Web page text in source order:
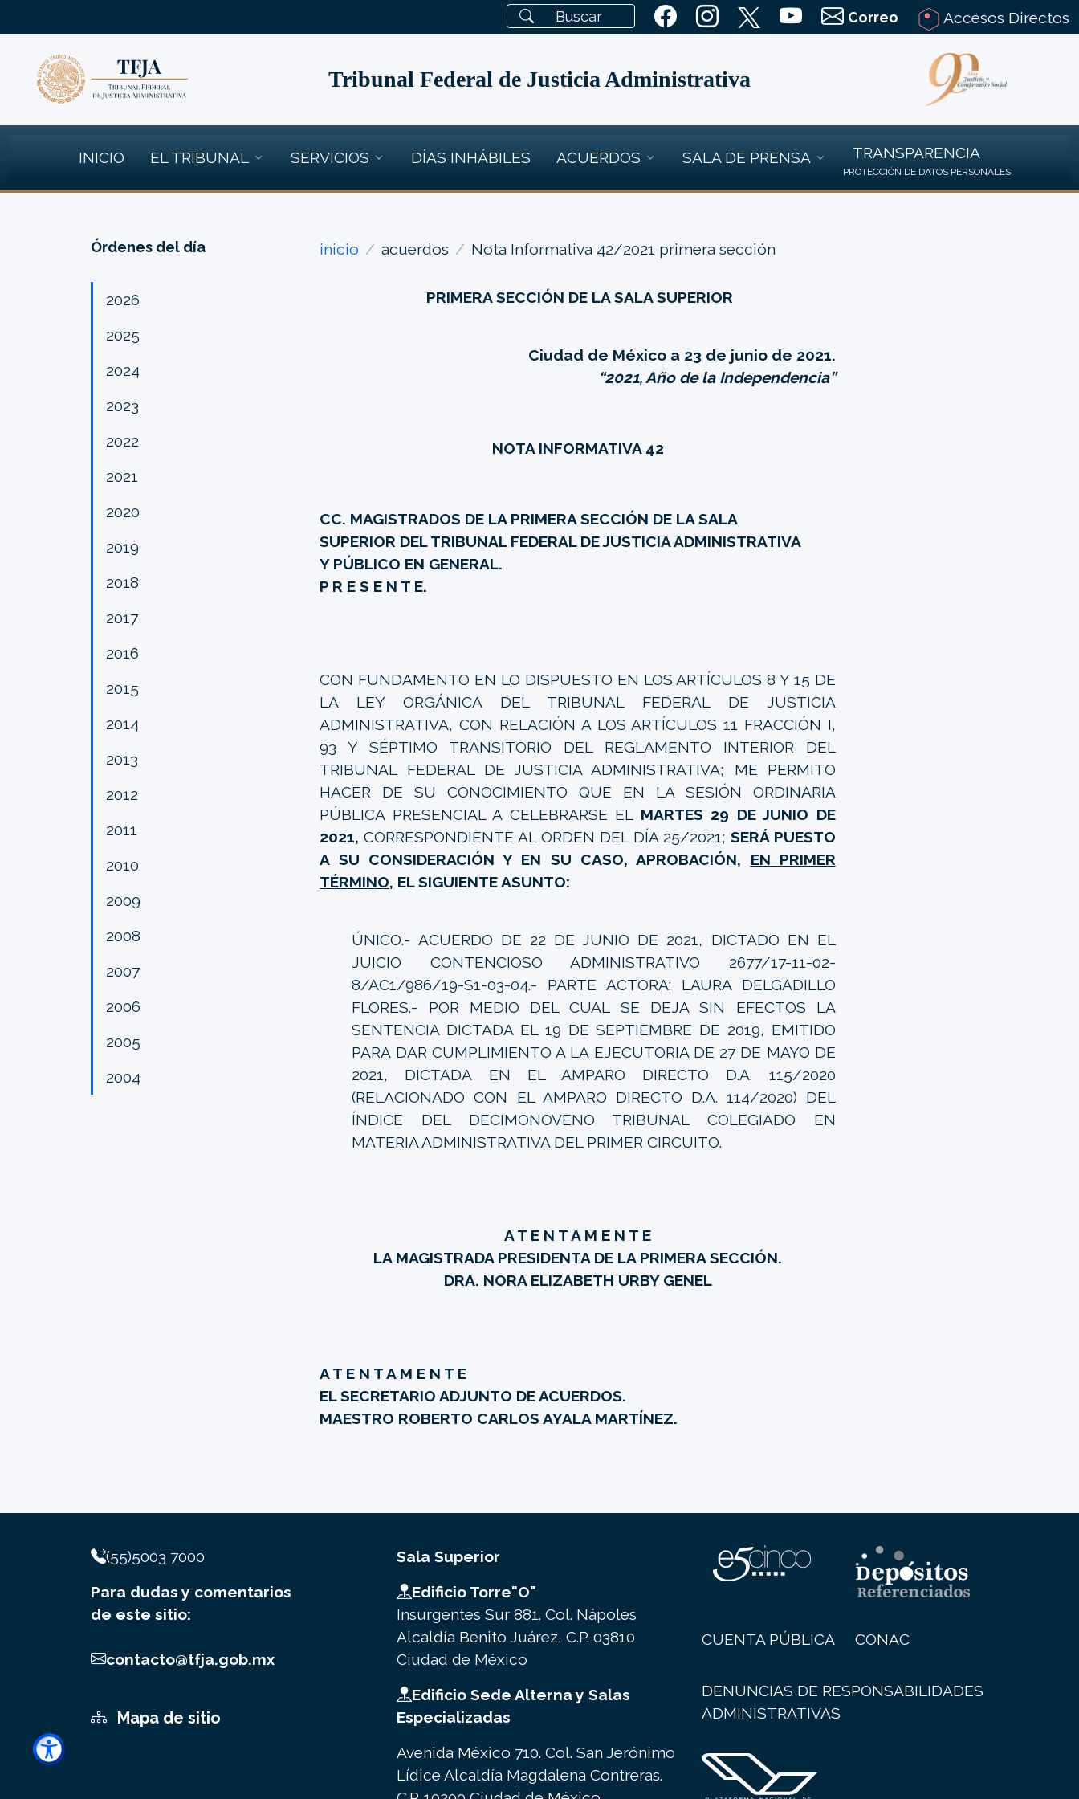
Correo Accesos Directos
Tribunal Federal de Justicia Administrativa
INICIO EL TRIBUNAL SERVICIOS DÍAS INHÁBILES ACUERDOS SALA DE PRENSA TRANSPARENCIA
PROTECCIÓN DE DATOS PERSONALES
Órdenes del día
2026
2025
2024
2023
2022
2021
2020
2019
2018
2017
2016
2015
2014
2013
2012
2011
2010
2009
2008
2007
2006
2005
2004
inicio acuerdos Nota Informativa 42/2021 primera sección
PRIMERA SECCIÓN DE LA SALA SUPERIOR
Ciudad de México a 23 de junio de 2021.
“2021, Año de la Independencia”
NOTA INFORMATIVA 42
CC. MAGISTRADOS DE LA PRIMERA SECCIÓN DE LA SALA
SUPERIOR DEL TRIBUNAL FEDERAL DE JUSTICIA ADMINISTRATIVA
Y PÚBLICO EN GENERAL.
P R E S E N T E.
CON FUNDAMENTO EN LO DISPUESTO EN LOS ARTÍCULOS 8 Y 15 DE
LA LEY ORGÁNICA DEL TRIBUNAL FEDERAL DE JUSTICIA
ADMINISTRATIVA, CON RELACIÓN A LOS ARTÍCULOS 11 FRACCIÓN I,
93 Y SÉPTIMO TRANSITORIO DEL REGLAMENTO INTERIOR DEL
TRIBUNAL FEDERAL DE JUSTICIA ADMINISTRATIVA; ME PERMITO
HACER DE SU CONOCIMIENTO QUE EN LA SESIÓN ORDINARIA
PÚBLICA PRESENCIAL A CELEBRARSE EL MARTES 29 DE JUNIO DE
2021, CORRESPONDIENTE AL ORDEN DEL DÍA 25/2021; SERÁ PUESTO
A SU CONSIDERACIÓN Y EN SU CASO, APROBACIÓN, EN PRIMER
TÉRMINO, EL SIGUIENTE ASUNTO:
ÚNICO.- ACUERDO DE 22 DE JUNIO DE 2021, DICTADO EN EL
JUICIO CONTENCIOSO ADMINISTRATIVO 2677/17-11-02-
8/AC1/986/19-S1-03-04.- PARTE ACTORA: LAURA DELGADILLO
FLORES.- POR MEDIO DEL CUAL SE DEJA SIN EFECTOS LA
SENTENCIA DICTADA EL 19 DE SEPTIEMBRE DE 2019, EMITIDO
PARA DAR CUMPLIMIENTO A LA EJECUTORIA DE 27 DE MAYO DE
2021, DICTADA EN EL AMPARO DIRECTO D.A. 115/2020
(RELACIONADO CON EL AMPARO DIRECTO D.A. 114/2020) DEL
ÍNDICE DEL DECIMONOVENO TRIBUNAL COLEGIADO EN
MATERIA ADMINISTRATIVA DEL PRIMER CIRCUITO.
A T E N T A M E N T E
LA MAGISTRADA PRESIDENTA DE LA PRIMERA SECCIÓN.
DRA. NORA ELIZABETH URBY GENEL
A T E N T A M E N T E
EL SECRETARIO ADJUNTO DE ACUERDOS.
MAESTRO ROBERTO CARLOS AYALA MARTÍNEZ.
(55)5003 7000
Para dudas y comentarios
de este sitio:
contacto@tfja.gob.mx
Mapa de sitio
Sala Superior
Edificio Torre"O"
Insurgentes Sur 881. Col. Nápoles
Alcaldía Benito Juárez, C.P. 03810
Ciudad de México
Edificio Sede Alterna y Salas
Especializadas
Avenida México 710. Col. San Jerónimo
Lídice Alcaldía Magdalena Contreras.
CUENTA PÚBLICA CONAC
DENUNCIAS DE RESPONSABILIDADES
ADMINISTRATIVAS